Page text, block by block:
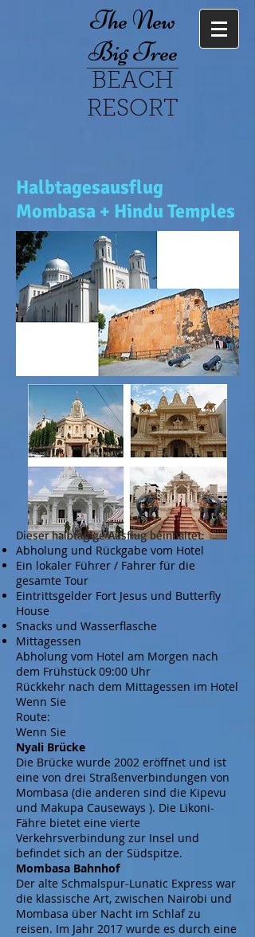
The New
Big Tree
BEACH
RESORT
Halbtagesausflug
Mombasa + Hindu Temples
Dieser halbtägige Ausflug beinhaltet:
Abholung und Rückgabe vom Hotel
Ein lokaler Führer / Fahrer für die
gesamte Tour
Eintrittsgelder Fort Jesus und Butterfly
House
Snacks und Wasserflasche
Mittagessen
Abholung vom Hotel am Morgen nach
dem Frühstück 09:00 Uhr
Rückkehr nach dem Mittagessen im Hotel
Wenn Sie
Route:
Wenn Sie
Nyali Brücke
Die Brücke wurde 2002 eröffnet und ist
eine von drei Straßenverbindungen von
Mombasa (die anderen sind die Kipevu
und Makupa Causeways ). Die Likoni-
Fähre bietet eine vierte
Verkehrsverbindung zur Insel und
befindet sich an der Südspitze.
Mombasa Bahnhof
Der alte Schmalspur-Lunatic Express war
die klassische Art, zwischen Nairobi und
Mombasa über Nacht im Schlaf zu
reisen. Im Jahr 2017 wurde es durch eine